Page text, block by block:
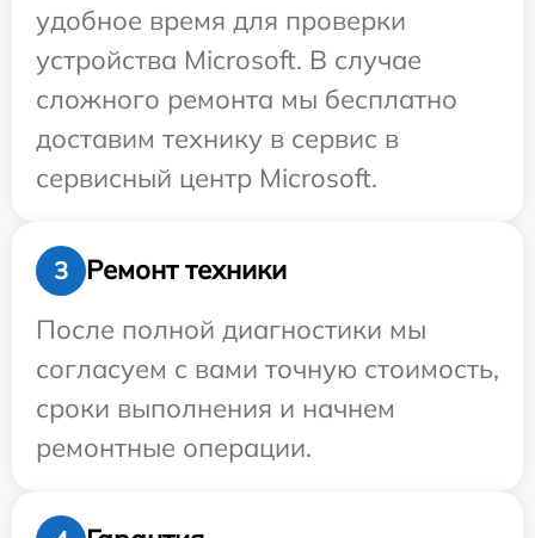
удобное время для проверки
устройства Microsoft. В случае
сложного ремонта мы бесплатно
доставим технику в сервис в
сервисный центр Microsoft.
3
Ремонт техники
После полной диагностики мы
согласуем с вами точную стоимость,
сроки выполнения и начнем
ремонтные операции.